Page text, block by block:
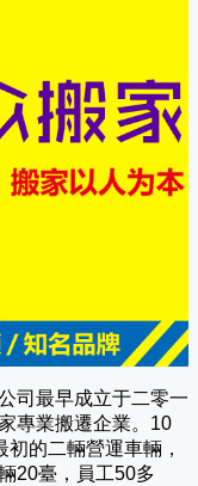
司 最早成立于二零一
專業搬遷企業。10
初的二輛營運車輛，
20臺，員工50多